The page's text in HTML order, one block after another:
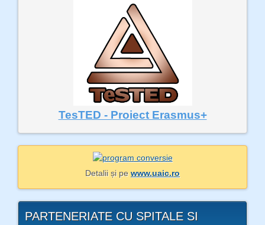
TesTED - Proiect Erasmus+
Detalii și pe www.uaic.ro
PARTENERIATE CU SPITALE SI